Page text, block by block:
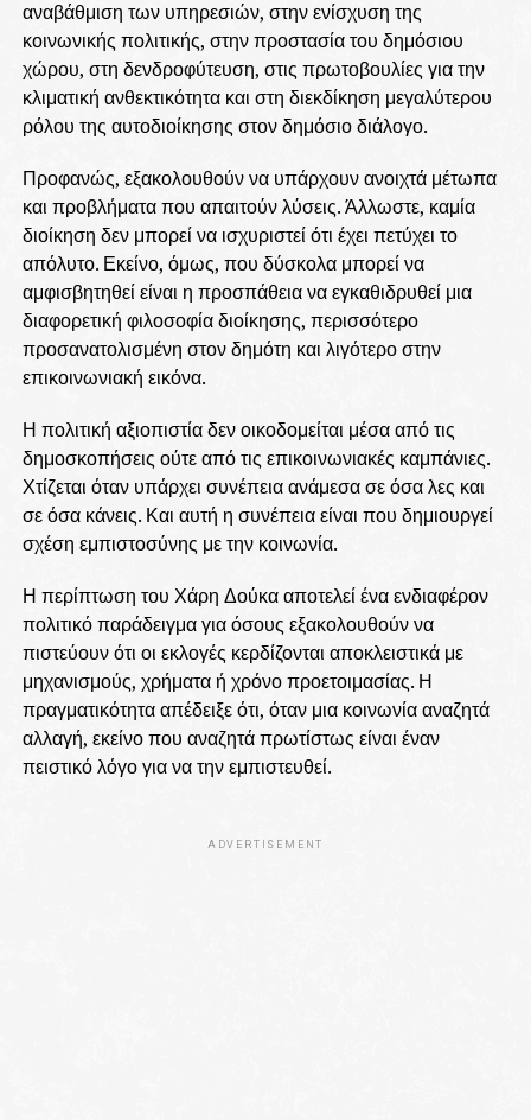
αναβάθμιση των υπηρεσιών, στην ενίσχυση της
κοινωνικής πολιτικής, στην προστασία του δημόσιου
χώρου, στη δενδροφύτευση, στις πρωτοβουλίες για την
κλιματική ανθεκτικότητα και στη διεκδίκηση μεγαλύτερου
ρόλου της αυτοδιοίκησης στον δημόσιο διάλογο.
Προφανώς, εξακολουθούν να υπάρχουν ανοιχτά μέτωπα
και προβλήματα που απαιτούν λύσεις. Άλλωστε, καμία
διοίκηση δεν μπορεί να ισχυριστεί ότι έχει πετύχει το
απόλυτο. Εκείνο, όμως, που δύσκολα μπορεί να
αμφισβητηθεί είναι η προσπάθεια να εγκαθιδρυθεί μια
διαφορετική φιλοσοφία διοίκησης, περισσότερο
προσανατολισμένη στον δημότη και λιγότερο στην
επικοινωνιακή εικόνα.
Η πολιτική αξιοπιστία δεν οικοδομείται μέσα από τις
δημοσκοπήσεις ούτε από τις επικοινωνιακές καμπάνιες.
Χτίζεται όταν υπάρχει συνέπεια ανάμεσα σε όσα λες και
σε όσα κάνεις. Και αυτή η συνέπεια είναι που δημιουργεί
σχέση εμπιστοσύνης με την κοινωνία.
Η περίπτωση του Χάρη Δούκα αποτελεί ένα ενδιαφέρον
πολιτικό παράδειγμα για όσους εξακολουθούν να
πιστεύουν ότι οι εκλογές κερδίζονται αποκλειστικά με
μηχανισμούς, χρήματα ή χρόνο προετοιμασίας. Η
πραγματικότητα απέδειξε ότι, όταν μια κοινωνία αναζητά
αλλαγή, εκείνο που αναζητά πρωτίστως είναι έναν
πειστικό λόγο για να την εμπιστευθεί.
ADVERTISEMENT